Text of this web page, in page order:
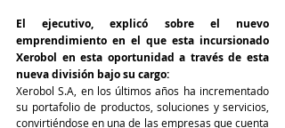
El ejecutivo, explicó sobre el nuevo
emprendimiento en el que esta incursionado
Xerobol en esta oportunidad a través de esta
nueva división bajo su cargo:
Xerobol S.A, en los últimos años ha incrementado
su portafolio de productos, soluciones y servicios,
convirtiéndose en una de las empresas que cuenta